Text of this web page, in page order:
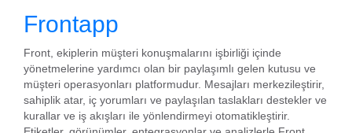
Frontapp
Front, ekiplerin müşteri konuşmalarını işbirliği içinde
yönetmelerine yardımcı olan bir paylaşımlı gelen kutusu ve
müşteri operasyonları platformudur. Mesajları merkezileştirir,
sahiplik atar, iç yorumları ve paylaşılan taslakları destekler ve
kurallar ve iş akışları ile yönlendirmeyi otomatikleştirir.